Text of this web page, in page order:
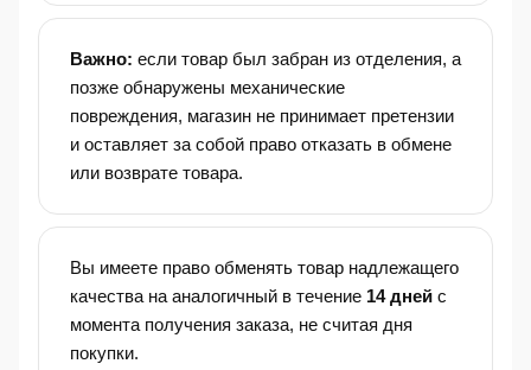
Важно: если товар был забран из отделения, а
позже обнаружены механические
повреждения, магазин не принимает претензии
и оставляет за собой право отказать в обмене
или возврате товара.
Вы имеете право обменять товар надлежащего
качества на аналогичный в течение 14 дней с
момента получения заказа, не считая дня
покупки.